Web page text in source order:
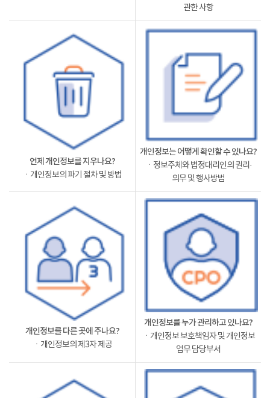
관한 사항
언제 개인정보를 지우나요?
ㆍ개인정보의 파기 절차 및 방법
개인정보는 어떻게 확인할 수 있나요?
ㆍ정보주체와 법정대리인의 권리·
의무 및 행사방법
개인정보를 다른 곳에 주나요?
ㆍ개인정보의 제3자 제공
개인정보를 누가 관리하고 있나요?
ㆍ개인정보 보호책임자 및 개인정보
업무 담당부서